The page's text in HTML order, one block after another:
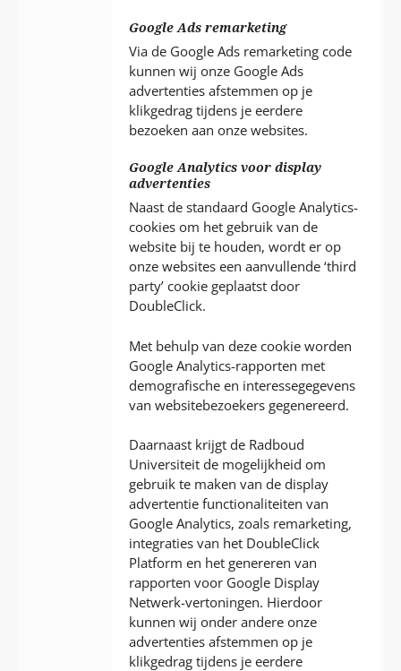
Google Ads remarketing
Via de Google Ads remarketing code
kunnen wij onze Google Ads
advertenties afstemmen op je
klikgedrag tijdens je eerdere
bezoeken aan onze websites.
Google Analytics voor display
advertenties
Naast de standaard Google Analytics-
cookies om het gebruik van de
website bij te houden, wordt er op
onze websites een aanvullende ‘third
party’ cookie geplaatst door
DoubleClick.
Met behulp van deze cookie worden
Google Analytics-rapporten met
demografische en interessegegevens
van websitebezoekers gegenereerd.
Daarnaast krijgt de Radboud
Universiteit de mogelijkheid om
gebruik te maken van de display
advertentie functionaliteiten van
Google Analytics, zoals remarketing,
integraties van het DoubleClick
Platform en het genereren van
rapporten voor Google Display
Netwerk-vertoningen. Hierdoor
kunnen wij onder andere onze
advertenties afstemmen op je
klikgedrag tijdens je eerdere